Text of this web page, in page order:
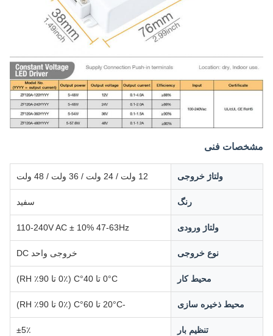
مشخصات فنی
ولتاژ خروجی 12 ولت / 24 ولت / 36 ولت / 48 ولت
رنگ سفید
ولتاژ ورودی 110-240V AC ± 10% 47-63Hz
نوع خروجی خروجی واحد DC
محیط کار 0°C تا 40°C (0٪ تا 90٪ RH)
محیط ذخیره سازی -20°C تا 60°C (0٪ تا 90٪ RH)
تنظیم بار ±5٪